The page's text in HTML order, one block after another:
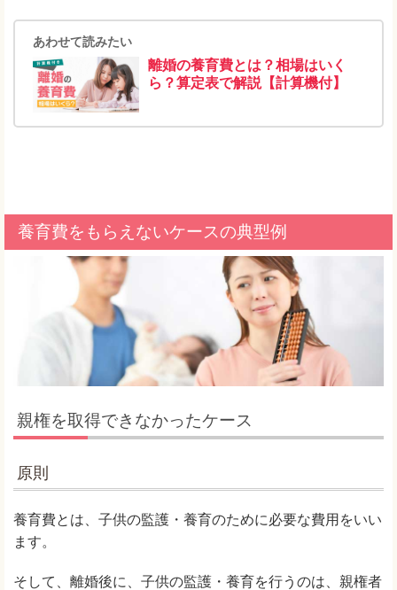
あわせて読みたい
離婚の養育費とは？相場はいく
ら？算定表で解説【計算機付】
養育費をもらえないケースの典型例
親権を取得できなかったケース
原則
養育費とは、子供の監護・養育のために必要な費用をいい
ます。
そして、離婚後に、子供の監護・養育を行うのは、親権者